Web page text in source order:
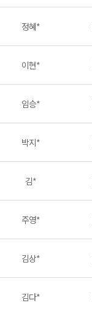
정혜*
이현*
임승*
박지*
김*
주영*
김상*
김다*